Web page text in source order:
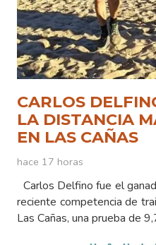
CARLOS
LA DISTANCIA
EN LAS CAÑAS
hace 17 horas
Carlos Delfino fue el
reciente competencia de
Las Cañas, una prueba de